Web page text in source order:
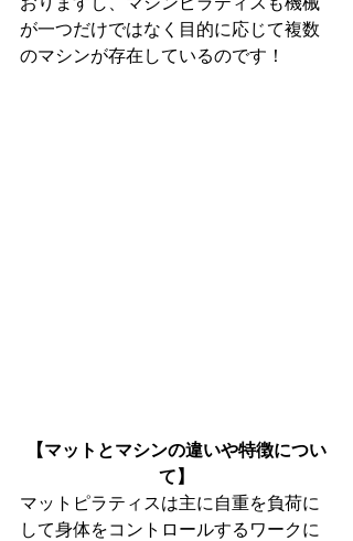
が一つだけではなく目的に応じて複数
のマシンが存在しているのです！
【マットとマシンの違いや特徴につい
て】
マットピラティスは主に自重を負荷に
して身体をコントロールするワークに